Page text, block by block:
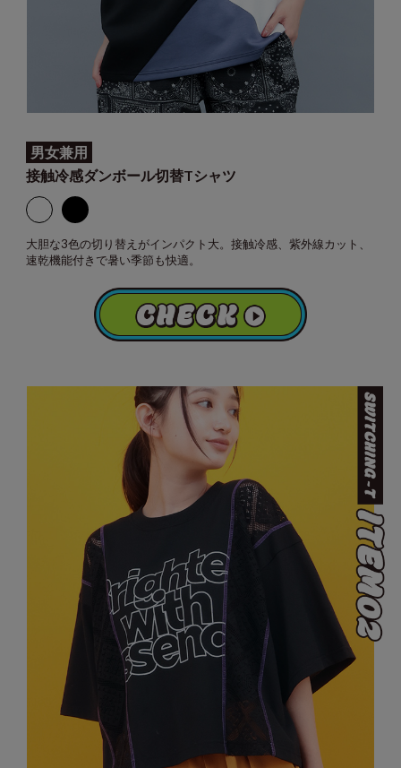
男女兼用
接触冷感ダンボール切替Tシャツ
大胆な3色の切り替えがインパクト大。接触冷感、紫外線カット、
速乾機能付きで暑い季節も快適。